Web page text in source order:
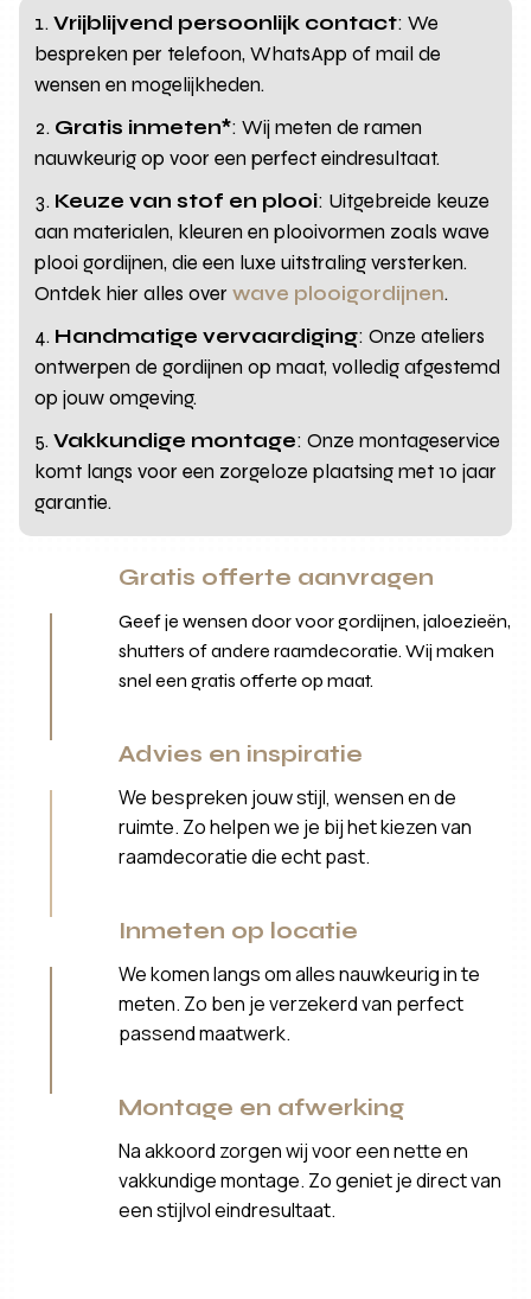
Vrijblijvend persoonlijk contact: We
bespreken per telefoon, WhatsApp of mail de
wensen en mogelijkheden.
Gratis inmeten*: Wij meten de ramen
nauwkeurig op voor een perfect eindresultaat.
Keuze van stof en plooi: Uitgebreide keuze
aan materialen, kleuren en plooivormen zoals wave
plooi gordijnen, die een luxe uitstraling versterken.
Ontdek hier alles overwave plooigordijnen.
Handmatige vervaardiging: Onze ateliers
ontwerpen de gordijnen op maat, volledig afgestemd
op jouw omgeving.
Vakkundige montage: Onze montageservice
komt langs voor een zorgeloze plaatsing met 10 jaar
garantie.
Gratis offerte aanvragen
Geef je wensen door voor gordijnen, jaloezieën,
shutters of andere raamdecoratie. Wij maken
snel een gratis offerte op maat.
Advies en inspiratie
We bespreken jouw stijl, wensen en de
ruimte. Zo helpen we je bij het kiezen van
raamdecoratie die echt past.
Inmeten op locatie
We komen langs om alles nauwkeurig in te
meten. Zo ben je verzekerd van perfect
passend maatwerk.
Montage en afwerking
Na akkoord zorgen wij voor een nette en
vakkundige montage. Zo geniet je direct van
een stijlvol eindresultaat.